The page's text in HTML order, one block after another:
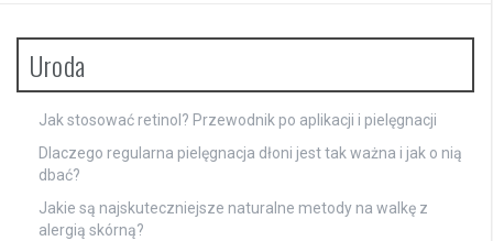
Uroda
Jak stosować retinol? Przewodnik po aplikacji i pielęgnacji
Dlaczego regularna pielęgnacja dłoni jest tak ważna i jak o nią
dbać?
Jakie są najskuteczniejsze naturalne metody na walkę z
alergią skórną?